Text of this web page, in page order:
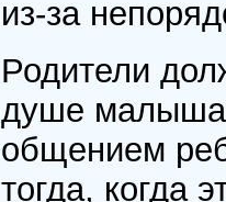
из-за
Родители
душе малыша
общением
тогда, когда